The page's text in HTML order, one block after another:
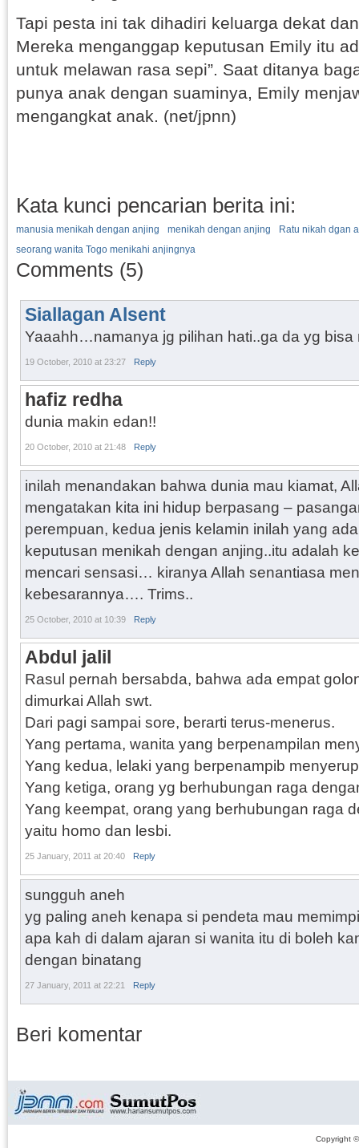
Tapi pesta ini tak dihadiri keluarga dekat
Mereka menganggap keputusan Emily itu
untuk melawan rasa sepi”. Saat ditanya
punya anak dengan suaminya, Emily
mengangkat anak. (net/jpnn)
Kata kunci pencarian berita ini:
manusia menikah dengan anjing menikah dengan anjing
Ratu nikah dgan
seorang wanita Togo menikahi anjingnya
Comments (5)
Siallagan Alsent
Yaaahh…namanya jg pilihan hati..ga da yg bisa
19 October, 2010 at 23:27 Reply
hafiz redha
dunia makin edan!!
20 October, 2010 at 21:48 Reply
inilah menandakan bahwa dunia mau kiamat,
mengatakan kita ini hidup berpasang –
perempuan, kedua jenis kelamin inilah yang
keputusan menikah dengan anjing..itu adalah
mencari sensasi… kiranya Allah senantiasa
kebesarannya…. Trims..
25 October, 2010 at 10:39 Reply
Abdul jalil
Rasul pernah bersabda, bahwa ada empat
dimurkai Allah swt.
Dari pagi sampai sore, berarti terus-menerus.
Yang pertama, wanita yang berpenampilan
Yang kedua, lelaki yang berpenampib
Yang ketiga, orang yg berhubungan raga
Yang keempat, orang yang berhubungan raga
yaitu homo dan lesbi.
25 January, 2011 at 20:40 Reply
sungguh aneh
yg paling aneh kenapa si pendeta mau
apa kah di dalam ajaran si wanita itu di boleh
dengan binatang
27 January, 2011 at 22:21 Reply
Beri komentar
Copyright